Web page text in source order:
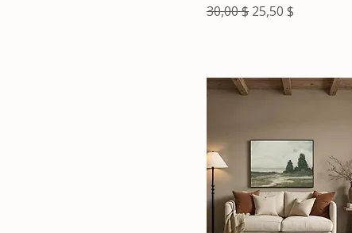
Prix original
30,00 $ Prix promotionnel
25,50 $